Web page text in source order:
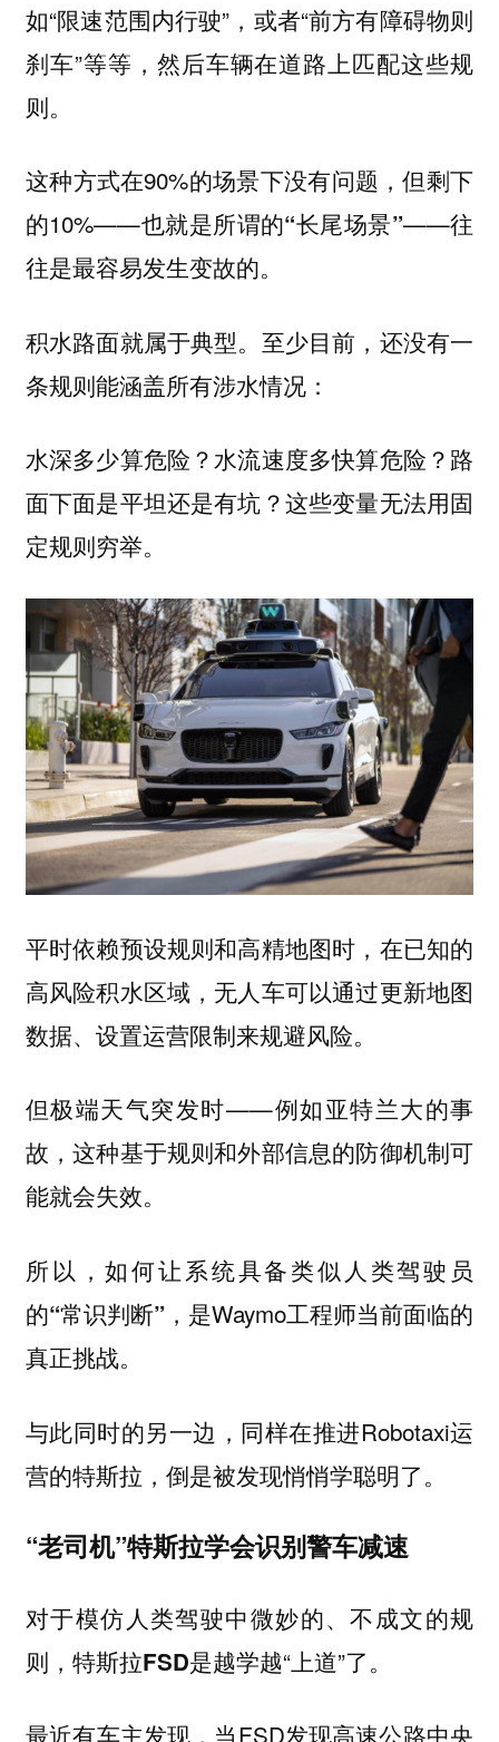
如“限速范围内行驶”，或者“前方有障碍物则
刹车”等等，然后车辆在道路上匹配这些规
则。
这种方式在90%的场景下没有问题，但剩下
的10%——也就是所谓的“长尾场景”——往
往是最容易发生变故的。
积水路面就属于典型。至少目前，还没有一
条规则能涵盖所有涉水情况：
水深多少算危险？水流速度多快算危险？路
面下面是平坦还是有坑？这些变量无法用固
定规则穷举。
平时依赖预设规则和高精地图时，在已知的
高风险积水区域，无人车可以通过更新地图
数据、设置运营限制来规避风险。
但极端天气突发时——例如亚特兰大的事
故，这种基于规则和外部信息的防御机制可
能就会失效。
所以，如何让系统具备类似人类驾驶员
的“常识判断” ，是Waymo工程师当前面临的
真正挑战。
与此同时的另一边，同样在推进Robotaxi运
营的特斯拉，倒是被发现悄悄学聪明了。
“老司机”特斯拉学会识别警车减速
对于模仿人类驾驶中微妙的、不成文的规
则， 特斯拉FSD是越学越“上道”了。
最近有车主发现，当FSD发现高速公路中央